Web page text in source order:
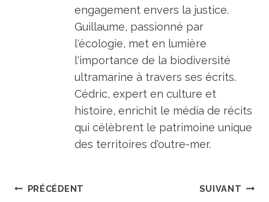
engagement envers la justice.
Guillaume, passionné par
l'écologie, met en lumière
l'importance de la biodiversité
ultramarine à travers ses écrits.
Cédric, expert en culture et
histoire, enrichit le média de récits
qui célèbrent le patrimoine unique
des territoires d'outre-mer.
Navigation
PRÉCÉDENT SUIVANT